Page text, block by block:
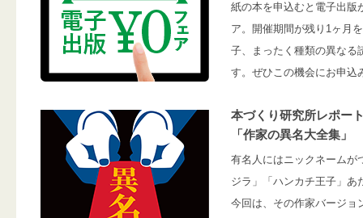
紙の本を申込むと電子出版
ア。開催期間が残り1ヶ月
子、まったく種類の異なる
す。ぜひこの機会にお申込
本づくり研究所レポー
「作家の異名大全集」
有名人にはニックネームが
ジラ」「ハンカチ王子」あ
今回は、その作家バージョ